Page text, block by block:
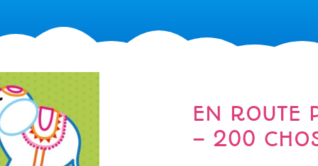
EN ROUTE
– 200